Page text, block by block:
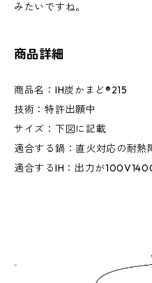
みたいですね。
商品詳細
商品名：IH炭かまど®215
技術：特許出願中
サイズ：下図に記載
適合する鍋：直火対応の耐熱
適合するIH：出力が